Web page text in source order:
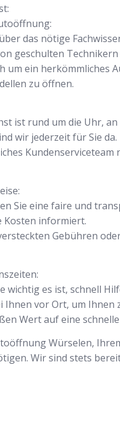
das nötige
geschulten
um ein herkömmliches
zu öffnen.
ist rund um die Uhr,
wir jederzeit für Sie da.
Sie eine faire und
Kosten informiert.
Gebühren
wichtig es ist, schnell
Ihnen vor Ort, um Ihnen
Wert auf eine
Würselen,
Wir sind stets